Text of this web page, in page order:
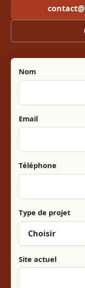
Nom
Email
Téléphone
Type de projet
Site actuel